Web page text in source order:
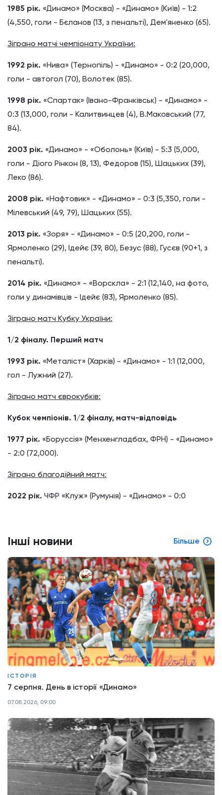
1985 рік. «Динамо» (Москва) - «Динамо» (Київ) - 1:2
(4,550, голи - Бєланов (13, з пенальті), Дем'яненко (65).
Зіграно матчі чемпіонату України:
1992 рік. «Нива» (Тернопіль) - «Динамо» - 0:2 (20,000,
голи - автогол (70), Волотек (85).
1998 рік. «Спартак» (Івано-Франківськ) - «Динамо» -
0:3 (13,000, голи - Калитвинцев (4), В.Маковський (77,
84).
2003 рік. «Динамо» - «Оболонь» (Київ) - 5:3 (5,000,
голи - Діого Рінкон (8, 13), Федоров (15), Шацьких (39),
Леко (86).
2008 рік. «Нафтовик» - «Динамо» - 0:3 (5,350, голи -
Мілевський (49, 79), Шацьких (55).
2013 рік. «Зоря» - «Динамо» - 0:5 (20,200, голи -
Ярмоленко (29), Ідейє (39, 80), Безус (88), Гусєв (90+1, з
пенальті).
2014 рік. «Динамо» - «Ворскла» - 2:1 (12,140, на фото,
голи у динамівців - Ідейє (83), Ярмоленко (85).
Зіграно матч Кубку України:
1/2 фіналу. Перший матч
1993 рік. «Металіст» (Харків) - «Динамо» - 1:1 (12,000,
гол - Лужний (27).
Зіграно матч єврокубків:
Кубок чемпіонів. 1/2 фіналу, матч-відповідь
1977 рік. «Боруссія» (Менхенгладбах, ФРН) - «Динамо»
- 2:0 (72,000).
Зіграно благодійний матч:
2022 рік. ЧФР «Клуж» (Румунія) - «Динамо» - 0:0
Інші новини Більше
ІСТОРІЯ
7 серпня. День в історії «Динамо»
07.08.2026, 09:00